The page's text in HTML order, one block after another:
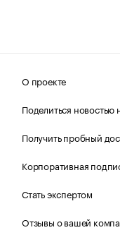
О проекте
Поделиться новостью
Получить пробный
Корпоративная
Стать экспертом
Отзывы о вашей